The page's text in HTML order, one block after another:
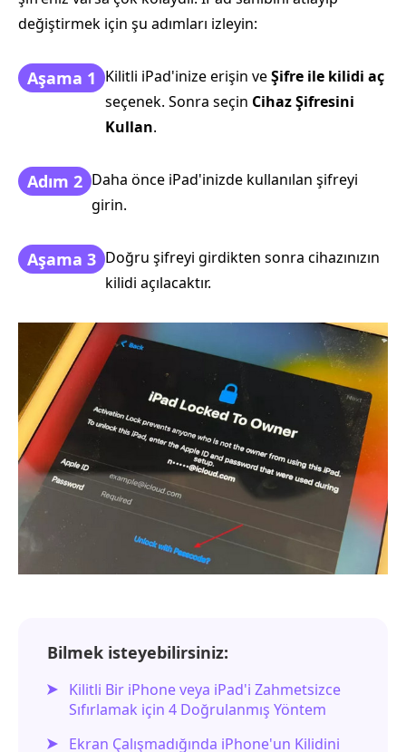
değiştirmek için şu adımları izleyin:
Aşama 1 Kilitli iPad'inize erişin veŞifre ile kilidi aç
seçenek. Sonra seçin Cihaz Şifresini
Kullan.
Adım 2 Daha önce iPad'inizde kullanılan şifreyi
girin.
Aşama 3 Doğru şifreyi girdikten sonra cihazınızın
kilidi açılacaktır.
Bilmek isteyebilirsiniz:
Kilitli Bir iPhone veya iPad'i Zahmetsizce
Sıfırlamak için 4 Doğrulanmış Yöntem
Ekran Çalışmadığında iPhone'un Kilidini